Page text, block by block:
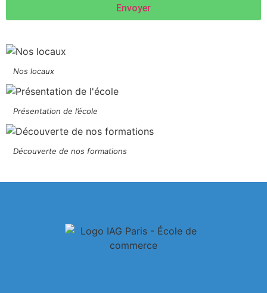
Envoyer
Nos locaux
Présentation de l’école
Découverte de nos formations